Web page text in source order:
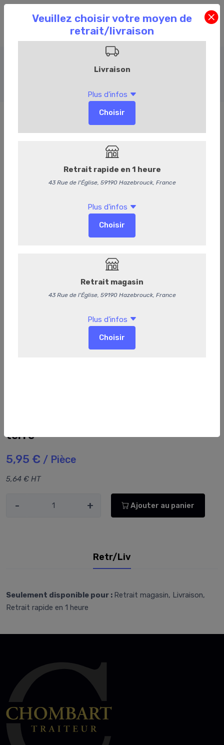
Soupes et veloutés
terre
5,95 € / Pièce
5,64 € HT
- + Ajouter au panier
Retr/Liv
Seulement disponible pour : Retrait magasin, Livraison,
Retrait rapide en 1 heure